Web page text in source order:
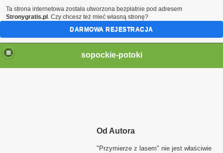
sopockie-potoki
Od Autora
"Przymierze z lasem" nie jest właściwie
Ta strona internetowa została utworzona bezpłatnie pod adresem
Stronygratis.pl . Czy chcesz też mieć własną stronę?
DARMOWA REJESTRACJA